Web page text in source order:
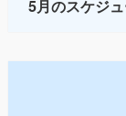
5月のスケジ